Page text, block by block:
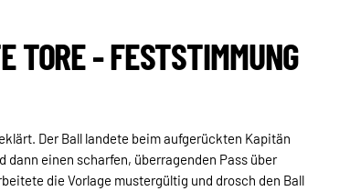
TORE - FESTSTIMMUNG
Der Ball landete beim aufgerückten Kapitän
dann einen scharfen, überragenden Pass über
die Vorlage mustergültig und drosch den Ball